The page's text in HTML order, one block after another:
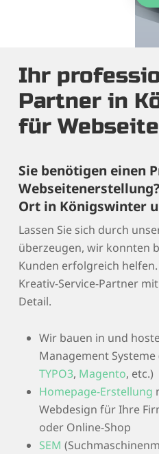
Ihr
Partner in
für
Sie benötigen einen
Ort in Königswinter
Lassen Sie sich durch
überzeugen, wir konnten
Kunden erfolgreich
Kreativ-Service-Partner
Detail.
Wir bauen in und
Management Systeme
TYPO3, Magento, etc.)
Homepage-Erstellung
Webdesign für Ihre
oder Online-Shop
SEM